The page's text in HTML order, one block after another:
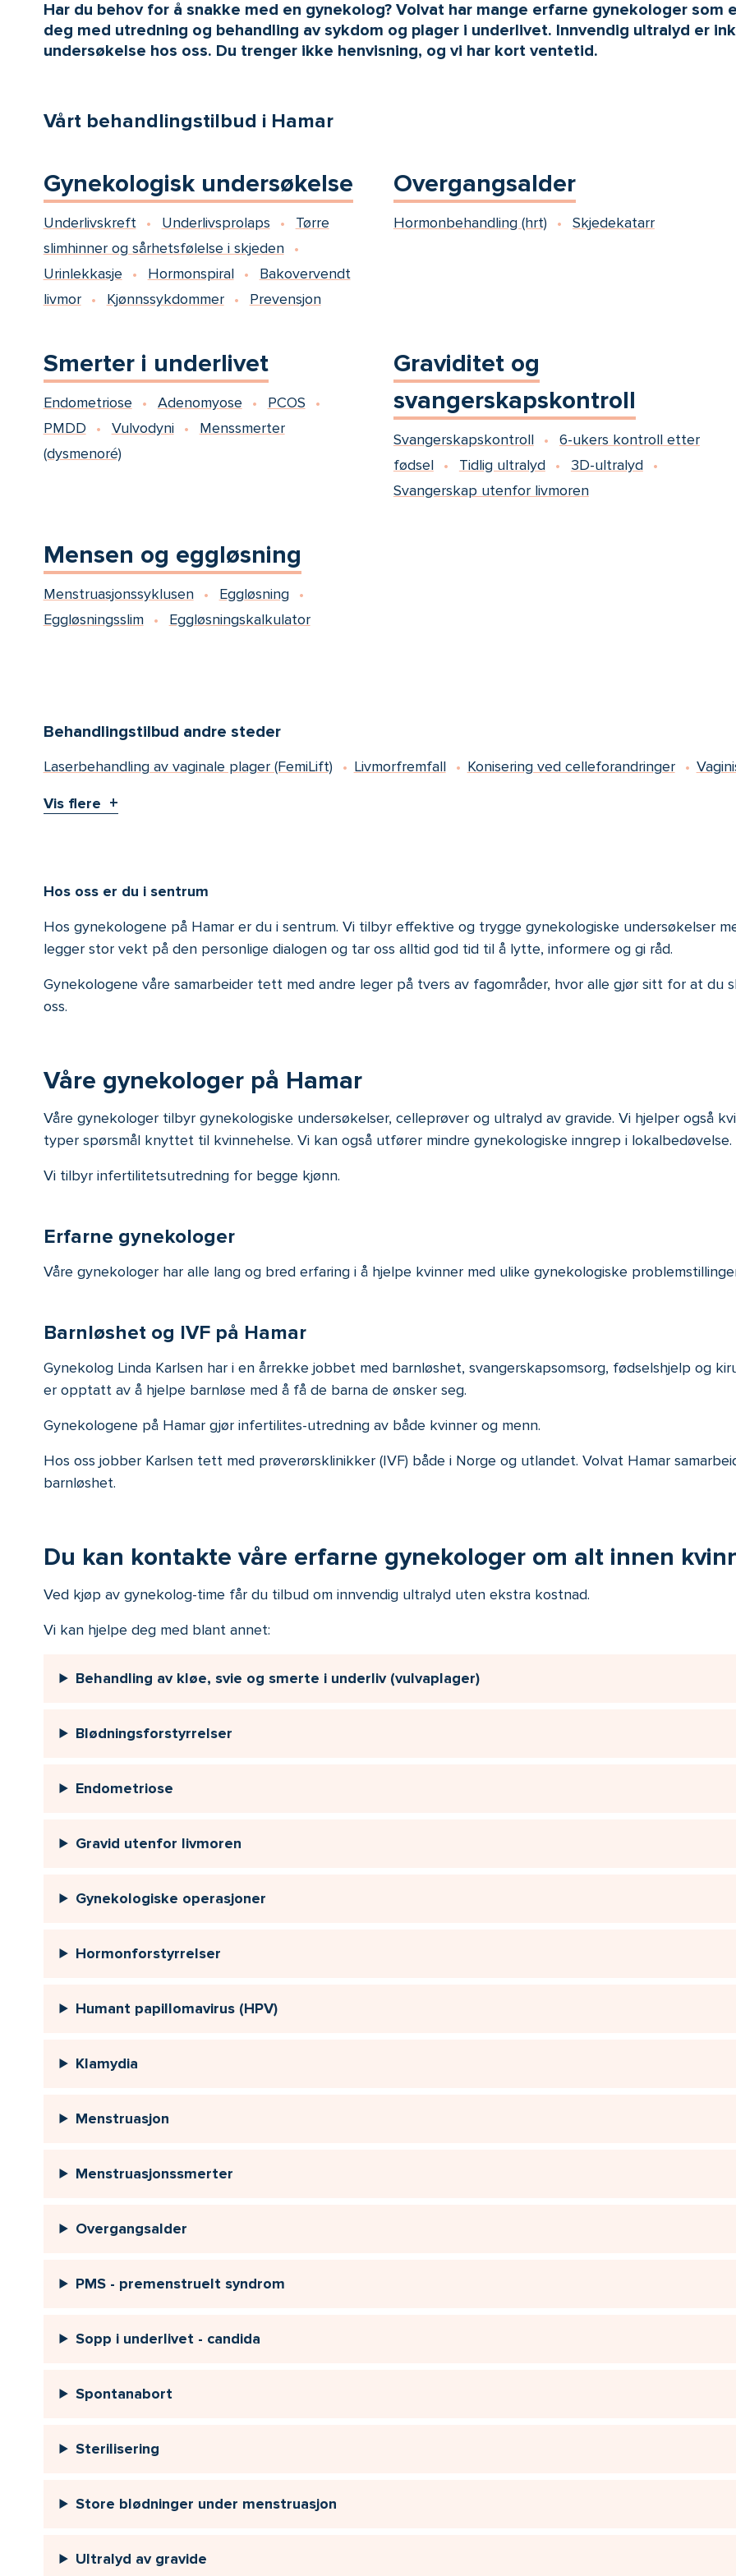
Har du behov for å snakke med en gynekolog? Volvat har mange erfarne gynekologer som
deg med utredning og behandling av sykdom og plager i underlivet. Innvendig ultralyd er
undersøkelse hos oss. Du trenger ikke henvisning, og vi har kort ventetid.
Vårt behandlingstilbud i Hamar
Gynekologisk undersøkelse
Underlivskreft Underlivsprolaps
Tørre
slimhinner og sårhetsfølelse i skjeden
Urinlekkasje
Hormonspiral
Bakovervendt
livmor
Kjønnssykdommer Prevensjon
Overgangsalder
Hormonbehandling (hrt) Skjedekatarr
Smerter i underlivet
Endometriose Adenomyose
PCOS
PMDD
Vulvodyni
Menssmerter
(dysmenoré)
Graviditet og
svangerskapskontroll
Svangerskapskontroll
6-ukers kontroll etter
fødsel
Tidlig ultralyd
3D-ultralyd
Svangerskap utenfor livmoren
Mensen og eggløsning
Menstruasjonssyklusen
Eggløsning
Eggløsningsslim
Eggløsningskalkulator
Behandlingstilbud andre steder
Laserbehandling av vaginale plager (FemiLift) Livmorfremfall Konisering ved celleforandringer
Vis flere
Hos oss er du i sentrum
Hos gynekologene på Hamar er du i sentrum. Vi tilbyr effektive og trygge gynekologiske undersøkelser
legger stor vekt på den personlige dialogen og tar oss alltid god tid til å lytte, informere og gi råd.
Gynekologene våre samarbeider tett med andre leger på tvers av fagområder, hvor alle gjør sitt for at du
oss.
Våre gynekologer på Hamar
Våre gynekologer tilbyr gynekologiske undersøkelser, celleprøver og ultralyd av gravide. Vi hjelper også
typer spørsmål knyttet til kvinnehelse. Vi kan også utfører mindre gynekologiske inngrep i lokalbedøvelse.
Vi tilbyr infertilitetsutredning for begge kjønn.
Erfarne gynekologer
Våre gynekologer har alle lang og bred erfaring i å hjelpe kvinner med ulike gynekologiske
Barnløshet og IVF på Hamar
Gynekolog Linda Karlsen har i en årrekke jobbet med barnløshet, svangerskapsomsorg, fødselshjelp og
er opptatt av å hjelpe barnløse med å få de barna de ønsker seg.
Gynekologene på Hamar gjør infertilites-utredning av både kvinner og menn.
Hos oss jobber Karlsen tett med prøverørsklinikker (IVF) både i Norge og utlandet. Volvat Hamar
barnløshet.
Du kan kontakte våre erfarne gynekologer om alt innen
Ved kjøp av gynekolog-time får du tilbud om innvendig ultralyd uten ekstra kostnad.
Vi kan hjelpe deg med blant annet:
Behandling av kløe, svie og smerte i underliv (vulvaplager)
Blødningsforstyrrelser
Endometriose
Gravid utenfor livmoren
Gynekologiske operasjoner
Hormonforstyrrelser
Humant papillomavirus (HPV)
Klamydia
Menstruasjon
Menstruasjonssmerter
Overgangsalder
PMS - premenstruelt syndrom
Sopp i underlivet - candida
Spontanabort
Sterilisering
Store blødninger under menstruasjon
Ultralyd av gravide